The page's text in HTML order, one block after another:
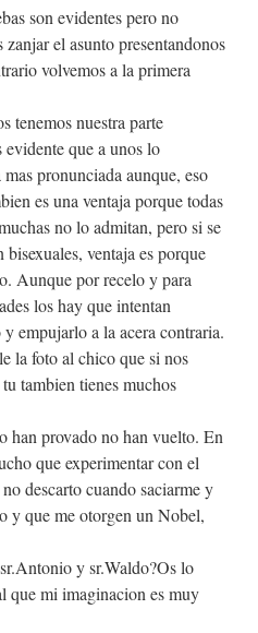
son evidentes pero no
zanjar el asunto presentandonos
volvemos a la primera
tenemos nuestra parte
que a unos lo
pronunciada aunque, eso
es una ventaja porque todas
no lo admitan, pero si se
ventaja es porque
Aunque por recelo y para
los hay que intentan
empujarlo a la acera contraria.
la foto al chico que si nos
tambien tienes muchos
han provado no han vuelto. En
que experimentar con el
descarto cuando saciarme y
y que me otorgen un Nobel,
y sr.Waldo?Os lo
que mi imaginacion es muy